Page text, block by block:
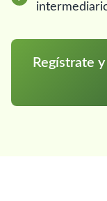
Regístrate